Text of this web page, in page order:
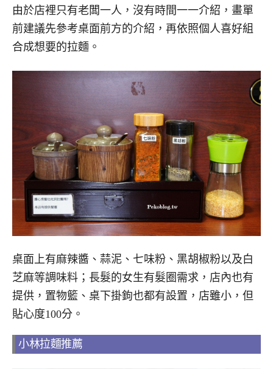
由於店裡只有老闆一人，沒有時間一一介紹，畫單
前建議先參考桌面前方的介紹，再依照個人喜好組
合成想要的拉麵。
桌面上有麻辣醬、蒜泥、七味粉、黑胡椒粉以及白
芝麻等調味料；長髮的女生有髮圈需求，店內也有
提供，置物籃、桌下掛鉤也都有設置，店雖小，但
貼心度100分。
小林拉麵推薦